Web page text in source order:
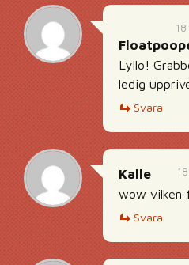
Lyllo!
ledig
Svara
Kalle
wow vilken
Svara